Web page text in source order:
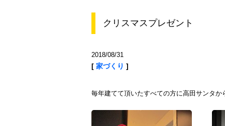
クリスマスプレゼント
2018/08/31
[ 家づくり ]
毎年建てて頂いたすべての方に高田サンタか